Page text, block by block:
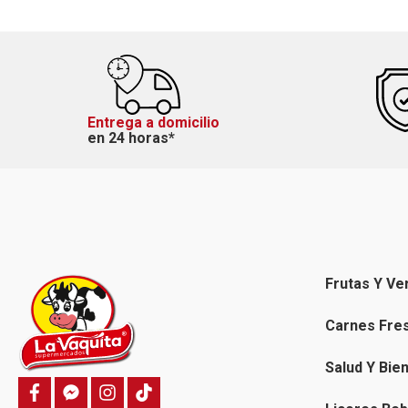
Entrega a domicilio
en 24 horas*
f f i T
Frutas Y
Carnes
Salud Y